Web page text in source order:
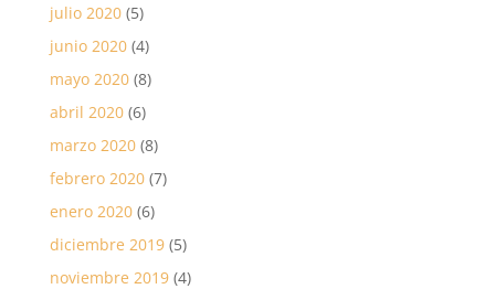
julio 2020(5)
junio 2020(4)
mayo 2020(8)
abril 2020(6)
marzo 2020(8)
febrero 2020(7)
enero 2020(6)
diciembre 2019(5)
noviembre 2019(4)